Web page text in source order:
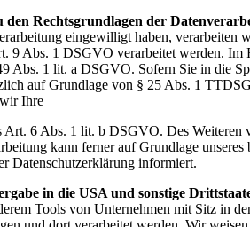
den Rechtsgrundlagen der
eingewilligt haben,
9 Abs. 1 DSGVO verarbeitet werden.
Abs. 1 lit. a DSGVO. Sofern Sie in die
auf Grundlage von § 25 Abs. 1
Ihre
Art. 6 Abs. 1 lit. b DSGVO. Des
kann ferner auf Grundlage
Datenschutzerklärung informiert.
in die USA und sonstige
Tools von Unternehmen mit Sitz in